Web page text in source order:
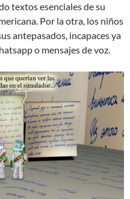
textos esenciales de su
Por la otra, los niños
antepasados, incapaces ya
o mensajes de voz.